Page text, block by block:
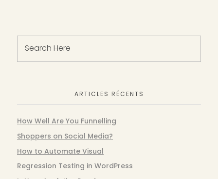
ARTICLES RÉCENTS
How Well Are You Funnelling
Shoppers on Social Media?
How to Automate Visual
Regression Testing in WordPress